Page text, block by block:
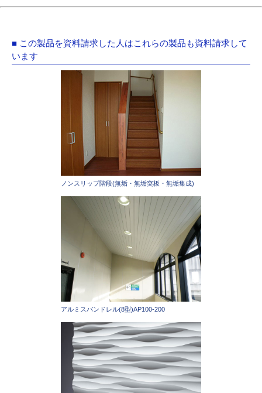
■ この製品を資料請求した人はこれらの製品も資料請求して
います
ノンスリップ階段(無垢・無垢突板・無垢集成)
アルミスパンドレル(8型)AP100-200